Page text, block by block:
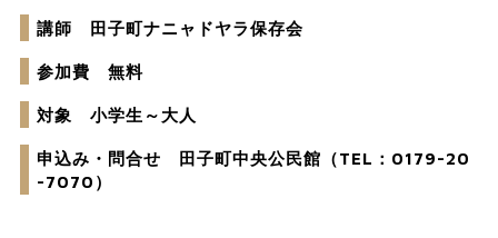
講師 田子町ナニャドヤラ保存会
参加費 無料
対象 小学生～大人
申込み・問合せ 田子町中央公民館（TEL：0179-20
-7070）